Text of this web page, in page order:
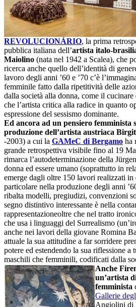
REVOLUCIONÁRIO, la prima
pubblica italiana dell’artista italo-
Maiolino (nata nel 1942 a Scalea), che
ricerca anche quello dell’identità di
lavoro degli anni ’60 e ’70 c’è
femminile fatto dalla ripetitività delle
dalla società alla donna, come il cucinare
che l’artista critica alla radice in quanto
espressione del sessismo dominante.
Ed ancora ad un pensiero femminista
produzione dell’artista austriaca
-2003) a cui la GAMeC di Bergamo ha
grande retrospettiva visibile fino al 19
rimarca l’autodeterminazione della
donna ed essere umano (soprattutto in
emerge dagli oltre 150 lavori realizzati in
particolare nella produzione degli anni
ribalta modelli, pregiudizi, convenzioni
segno distintivo interessante è nella
rappresentazioneoltre che nel tratto
che usa i linguaggi del Surrealismo
anche nei lavori della giovane Romina
attuale la sua attitudine a far sorridere
potere ed estendendo la sua riflessione
maschili che femminili, codificati dalla
Anche
un’artista
femminista
Gallerie
Angiolini di